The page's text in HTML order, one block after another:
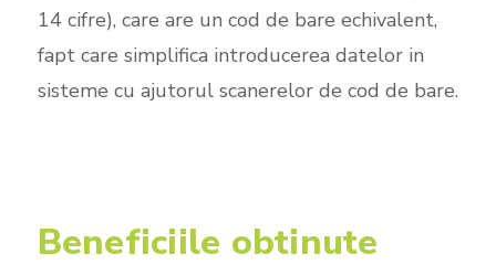
14 cifre), care are un cod de bare echivalent,
fapt care simplifica introducerea datelor in
sisteme cu ajutorul scanerelor de cod de bare.
Beneficiile obtinute